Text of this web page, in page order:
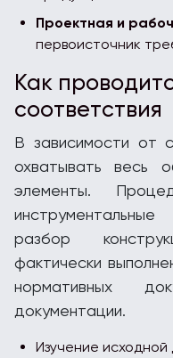
Проектная и
первоисточник
Как
соответствия
В зависимости от
охватывать весь
элементы.
разбор
фактически
нормативных
документации.
Изучение